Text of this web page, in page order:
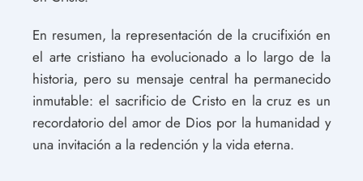
En resumen, la representación de la crucifixión en
el arte cristiano ha evolucionado a lo largo de la
historia, pero su mensaje central ha permanecido
inmutable: el sacrificio de Cristo en la cruz es un
recordatorio del amor de Dios por la humanidad y
una invitación a la redención y la vida eterna.